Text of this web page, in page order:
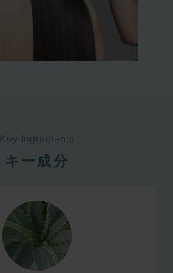
Key Ingredients
キー成分